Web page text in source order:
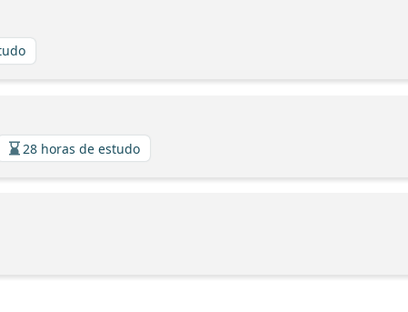
28 horas de estudo